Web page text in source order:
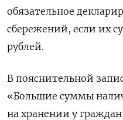
обязательное
сбережений, если их
рублей.
В пояснительной
«Большие суммы
на хранении у